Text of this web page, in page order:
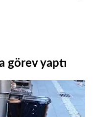
görev yaptı